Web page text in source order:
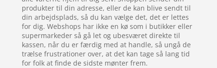
produkter til din adresse, eller de kan blive sendt til
din arbejdsplads, så du kan vælge det, det er lettes
for dig. Webshops har ikke en kø som i butikker eller
supermarkeder så gå let og ubesværet direkte til
kassen, når du er færdig med at handle, så ungå de
trælse frustrationer over, at det kan tage så lang tid
for folk at finde de sidste mønter frem.